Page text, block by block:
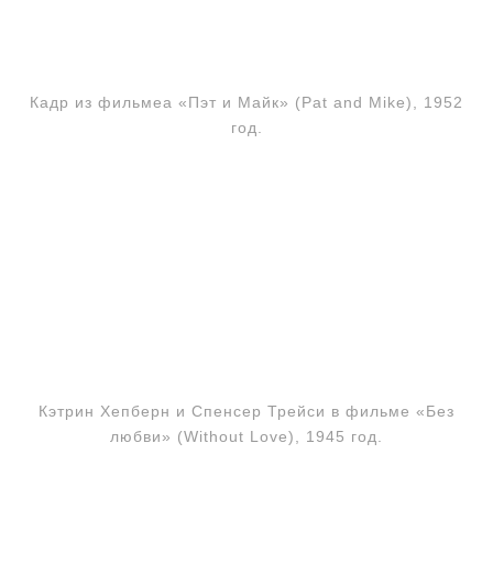
Кадр из фильмеа «Пэт и Майк» (Pat and Mike), 1952
год.
Кэтрин Хепберн и Спенсер Трейси в фильме «Без
любви» (Without Love), 1945 год.